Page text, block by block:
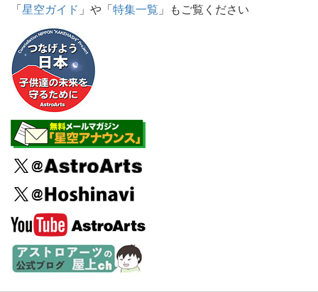
「星空ガイド 」や「特集一覧 」もご覧ください